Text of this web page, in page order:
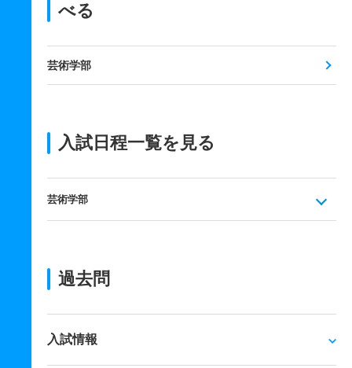
べる
芸術学部
入試日程一覧を見る
芸術学部
過去問
入試情報